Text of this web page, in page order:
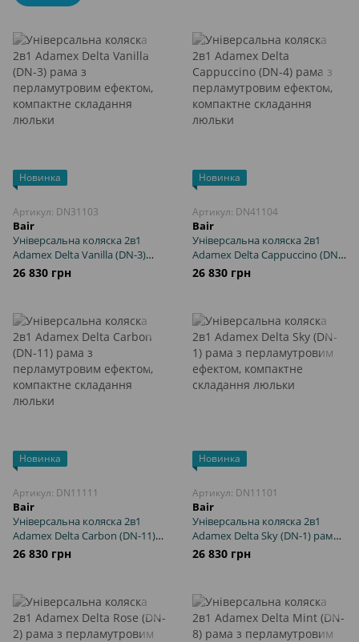
Новинка
Артикул: DN31103
Bair
Універсальна коляска 2в1
Adamex Delta Vanilla (DN-3)
рама з перламутровим
ефектом, компактне
26 830 грн
Новинка
Артикул: DN41104
Bair
Універсальна коляска 2в1
Adamex Delta Cappuccino (DN-
4) рама з перламутровим
ефектом, компактне
26 830 грн
Новинка
Артикул: DN11111
Bair
Універсальна коляска 2в1
Adamex Delta Carbon (DN-11)
рама з перламутровим
ефектом, компактне
26 830 грн
Новинка
Артикул: DN11101
Bair
Універсальна коляска 2в1
Adamex Delta Sky (DN-1) рама з
перламутровим ефектом,
компактне складання люльки
26 830 грн